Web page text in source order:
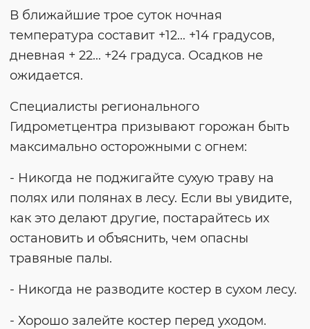
В ближайшие трое суток ночная
температура составит +12... +14 градусов,
дневная + 22... +24 градуса. Осадков не
ожидается.
Специалисты регионального
Гидрометцентра призывают горожан быть
максимально осторожными с огнем:
- Никогда не поджигайте сухую траву на
полях или полянах в лесу. Если вы увидите,
как это делают другие, постарайтесь их
остановить и объяснить, чем опасны
травяные палы.
- Никогда не разводите костер в сухом лесу.
- Хорошо залейте костер перед уходом.